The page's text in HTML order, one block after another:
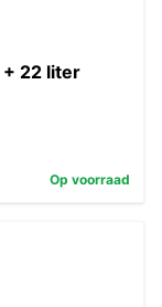
22 liter
Op voorraad